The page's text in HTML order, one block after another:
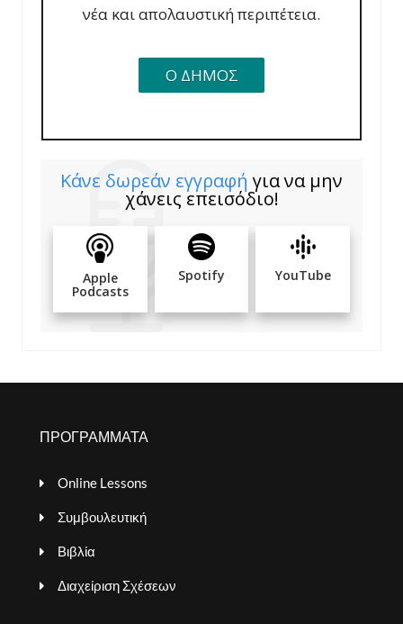
νέα και απολαυστική περιπέτεια.
Ο ΔΗΜΟΣ
Κάνε δωρεάν εγγραφή για να μην
χάνεις επεισόδιο!
Apple
Podcasts
Spotify YouTube
ΠΡΟΓΡΑΜΜΑΤΑ
Online Lessons
Συμβουλευτική
Βιβλία
Διαχείριση Σχέσεων